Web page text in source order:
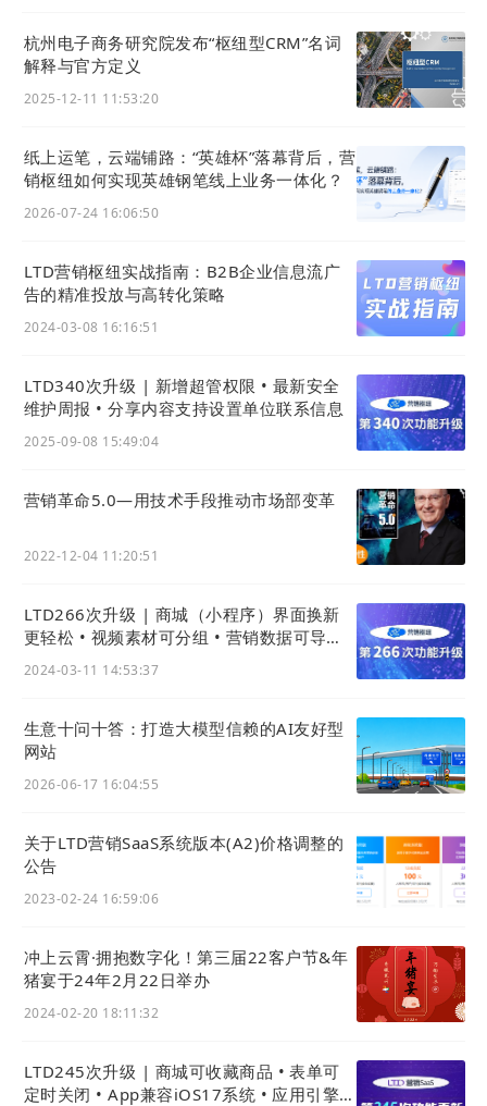
决策效率显著提升
另一方面，以智能表单替代第三方工具，拍
片网不仅优化了前端的留资体验，大幅提升
主掌控——智能表单数据直接沉淀在企业独
管理后台，成为企业的自主掌
链路精细化运营，构建了真正属于品牌
的增长飞轮。
这不是数字化试水，是直接把工具变成了获客利器
作”等核心关键词快速冲进搜索引擎首页，自然
流量环比暴涨，“现在官网每天都有精准客户咨
询，这在以前想都不敢想”。
案例二：三亚老林带你出海旅行社
（sanyalaolin.com）：形象升级，建立品牌
“在携程、飞猪干了几年，抽成把利润吃得只剩骨
头。”三亚老林带你出海旅行社负责人林先生的吐
槽，道出了线下企业的共性困境。
杭州电子商务研究院发布“枢纽型CRM”名词
解释与官方定义
2025-12-11 11:53:20
纸上运笔，云端铺路：“英雄杯”落幕背后，营
销枢纽如何实现英雄钢笔线上业务一体化？
2026-07-24 16:06:50
LTD营销枢纽实战指南：B2B企业信息流广
告的精准投放与高转化策略
2024-03-08 16:16:51
LTD340次升级 | 新增超管权限 • 最新安全
维护周报 • 分享内容支持设置单位联系信息
2025-09-08 15:49:04
营销革命5.0—用技术手段推动市场部变革
2022-12-04 11:20:51
LTD266次升级 | 商城（小程序）界面换新
更轻松 • 视频素材可分组 • 营销数据可导出 •
2024-03-11 14:53:37
生意十问十答：打造大模型信赖的AI友好型
网站
2026-06-17 16:04:55
关于LTD营销SaaS系统版本(A2)价格调整的
公告
2023-02-24 16:59:06
冲上云霄·拥抱数字化！第三届22客户节&年
猪宴于24年2月22日举办
2024-02-20 18:11:32
LTD245次升级 | 商城可收藏商品 • 表单可
定时关闭 • App兼容iOS17系统 • 应用引擎可